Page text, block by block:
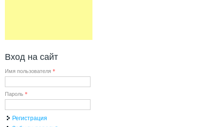
Вход на сайт
Имя пользователя *
Пароль *
Регистрация